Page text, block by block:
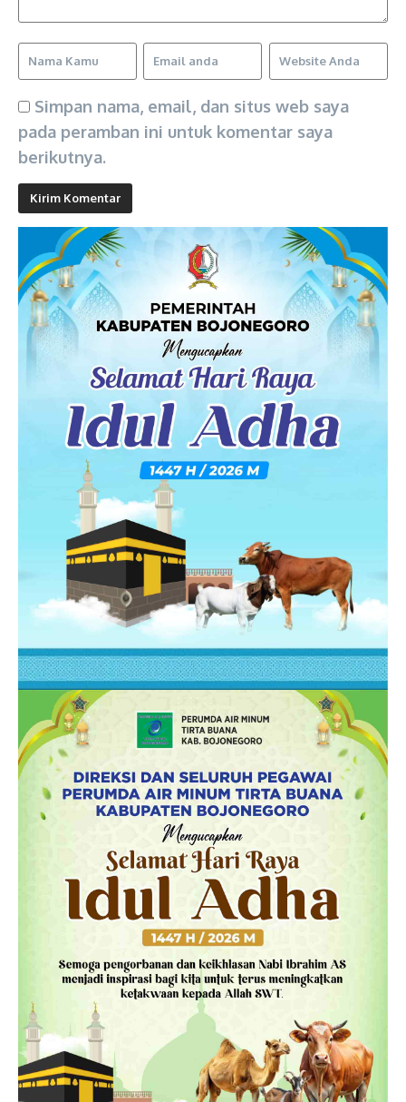
Simpan nama, email, dan situs web saya
pada peramban ini untuk komentar saya
berikutnya.